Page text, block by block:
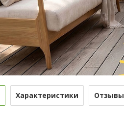
Характеристики Отзывы